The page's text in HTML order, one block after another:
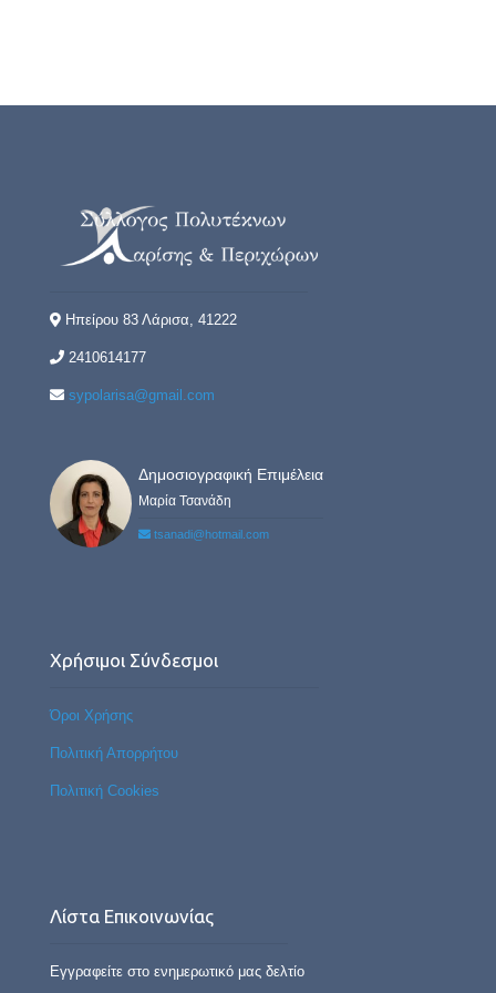
Ηπείρου 83 Λάρισα, 41222
2410614177
sypolarisa@gmail.com
Δημοσιογραφική Επιμέλεια
Μαρία Τσανάδη
tsanadi@hotmail.com
Χρήσιμοι Σύνδεσμοι
Όροι Χρήσης
Πολιτική Απορρήτου
Πολιτική Cookies
Λίστα Επικοινωνίας
Εγγραφείτε στο ενημερωτικό μας δελτίο